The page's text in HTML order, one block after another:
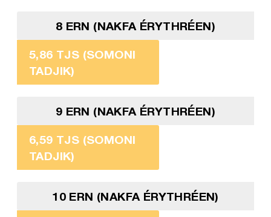
8 ERN (NAKFA ÉRYTHRÉEN)
5,86 TJS (SOMONI
TADJIK)
9 ERN (NAKFA ÉRYTHRÉEN)
6,59 TJS (SOMONI
TADJIK)
10 ERN (NAKFA ÉRYTHRÉEN)